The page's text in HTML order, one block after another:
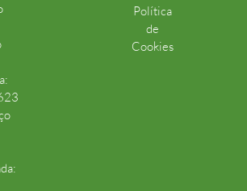
Política
de
Cookies